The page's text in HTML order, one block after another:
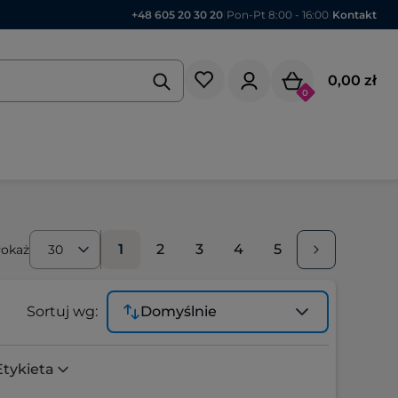
+48 605 20 30 20 Pon-Pt 8:00 - 16:00 Kontakt
0
0,00 zł
30 1 2 3 4 5
Sortuj wg: Domyślnie